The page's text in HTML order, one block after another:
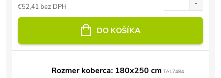
€52,41 bez DPH
DO KOŠÍKA
Rozmer koberca: 180x250 cm TA17484